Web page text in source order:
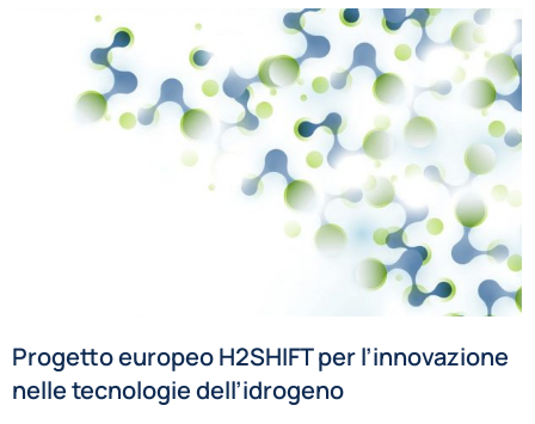
Progetto europeo H2SHIFT per l’innovazione
nelle tecnologie dell’idrogeno